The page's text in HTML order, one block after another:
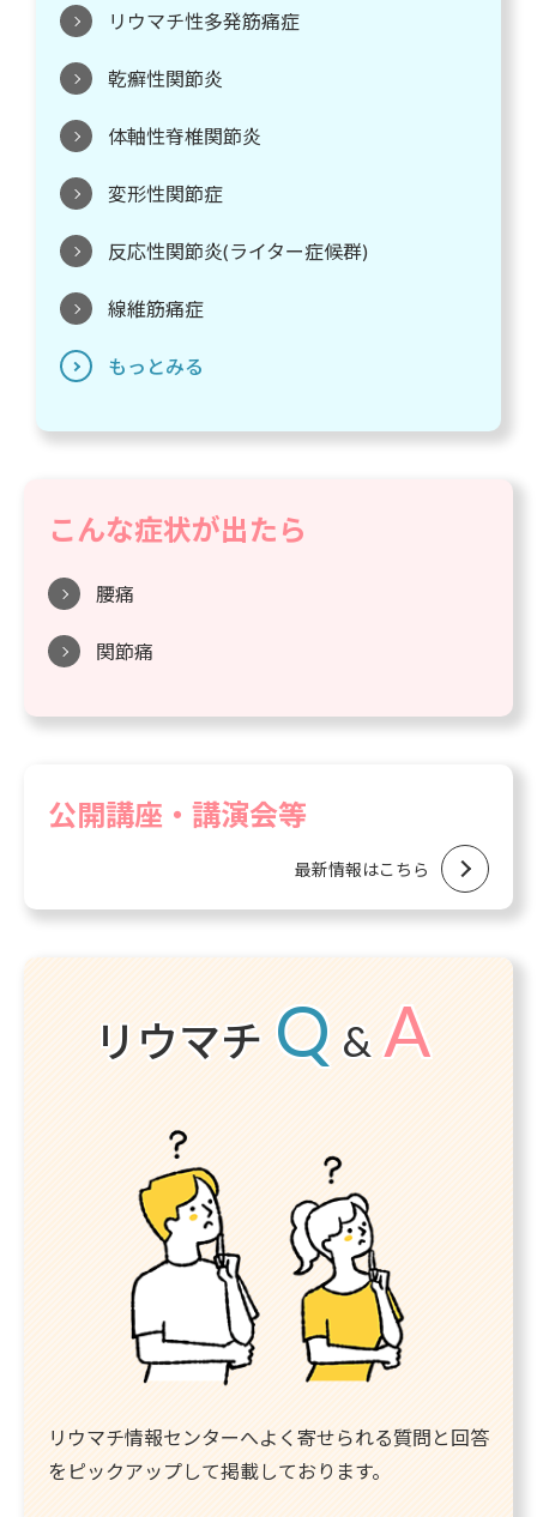
リウマチ性多発筋痛症
乾癬性関節炎
体軸性脊椎関節炎
変形性関節症
反応性関節炎(ライター症候群)
線維筋痛症
もっとみる
こんな症状が出たら
腰痛
関節痛
公開講座・講演会等
最新情報はこちら
リウマチ Q & A
リウマチ情報センターへよく寄せられる質問と回答
を ピックアップして掲載しております。